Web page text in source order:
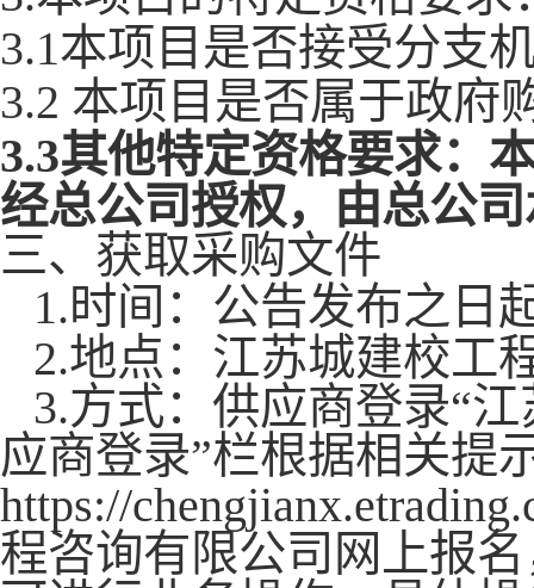
3.1本项目是否接受分支
3.2 本项目是否属于政府
3.3其他特定资格要求：
经总公司授权，由总公
三、获取采购文件
1.时间：公告发布之日
2.地点：江苏城建校工
3.方式：供应商登录“
应商登录”栏根据相关提
https://
程咨询有限公司网上报